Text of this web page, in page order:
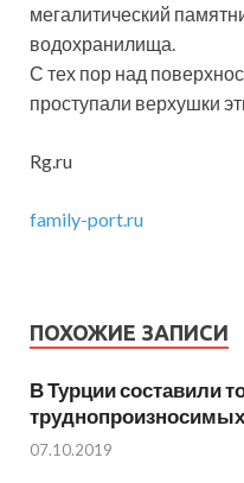
мегалитический
водохранилища.
С тех пор над
проступали верхушки
Rg.ru
family-port.ru
ПОХОЖИЕ ЗАПИСИ
В Турции составили
07.10.2019